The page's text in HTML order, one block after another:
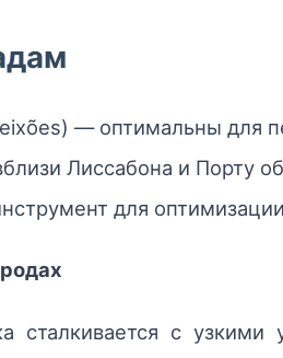
— оптимальны для
Лиссабона и Порту
для
сталкивается с